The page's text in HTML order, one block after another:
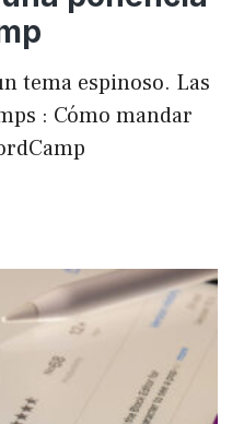
tema espinoso. Las
: Cómo mandar